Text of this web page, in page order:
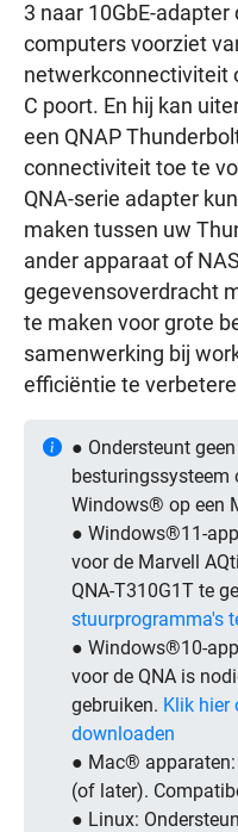
3 naar 10GbE-
computers voorziet
netwerkconnectiviteit
C poort. En hij kan
een QNAP
connectiviteit toe te
QNA-serie adapter
maken tussen uw
ander apparaat of
gegevensoverdracht
te maken voor grote
samenwerking bij
efficiëntie te
● Ondersteunt
besturingssysteem
Windows® op een
● Windows®11-
voor de Marvell
QNA-T310G1T te
stuurprogramma's
● Windows®10-
voor de QNA is
gebruiken. Klik hier
downloaden
● Mac® apparaten:
(of later).
● Linux: